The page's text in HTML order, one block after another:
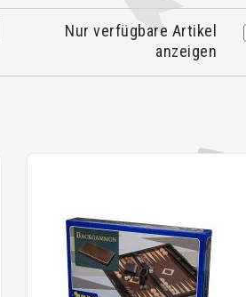
Nur verfügbare Artikel
anzeigen